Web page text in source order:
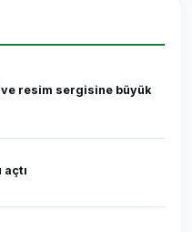
resim sergisine büyük